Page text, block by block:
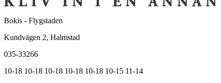
Bokis - Flygstaden
Kundvägen 2, Halmstad
035-33266
10-18 10-18 10-18 10-18 10-18 10-15 11-14